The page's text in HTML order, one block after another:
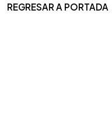
REGRESAR A PORTADA